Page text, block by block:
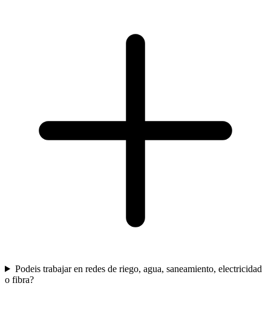
Podeis trabajar en redes de riego, agua, saneamiento, electricidad
o fibra?